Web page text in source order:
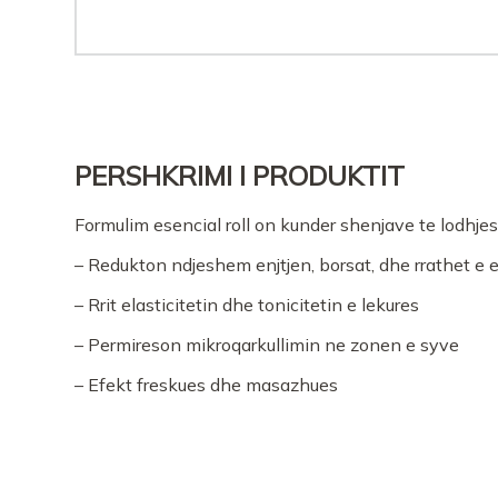
PERSHKRIMI I PRODUKTIT
Formulim esencial roll on kunder shenjave te
– Redukton ndjeshem enjtjen, borsat, dhe rrathet e
– Rrit elasticitetin dhe tonicitetin e lekures
– Permireson mikroqarkullimin ne zonen e syve
– Efekt freskues dhe masazhues